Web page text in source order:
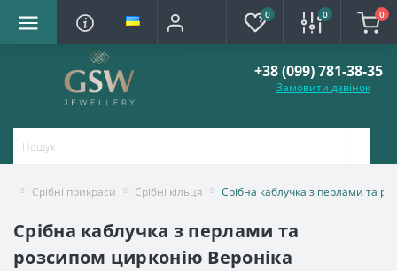
0 0 0
+38 (099) 781-38-35
Замовити дзвінок
Срібні прикраси Срібні кільця Срібна каблучка з перлами та
Срібна каблучка з перлами та
розсипом цирконію Вероніка